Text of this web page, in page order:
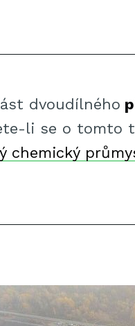
dvoudílného
li se o tomto
chemický